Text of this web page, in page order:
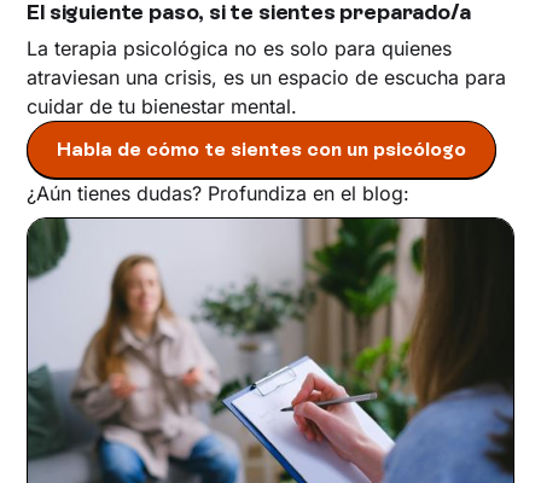
El siguiente paso, si te sientes preparado/a
La terapia psicológica no es solo para quienes
atraviesan una crisis, es un espacio de escucha para
cuidar de tu bienestar mental.
Habla de cómo te sientes con un psicólogo
¿Aún tienes dudas? Profundiza en el blog: